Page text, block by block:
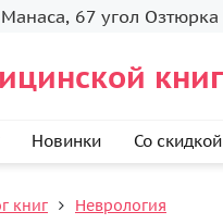
67 угол Озтюрка
Новинки Со скидкой
книг Неврология